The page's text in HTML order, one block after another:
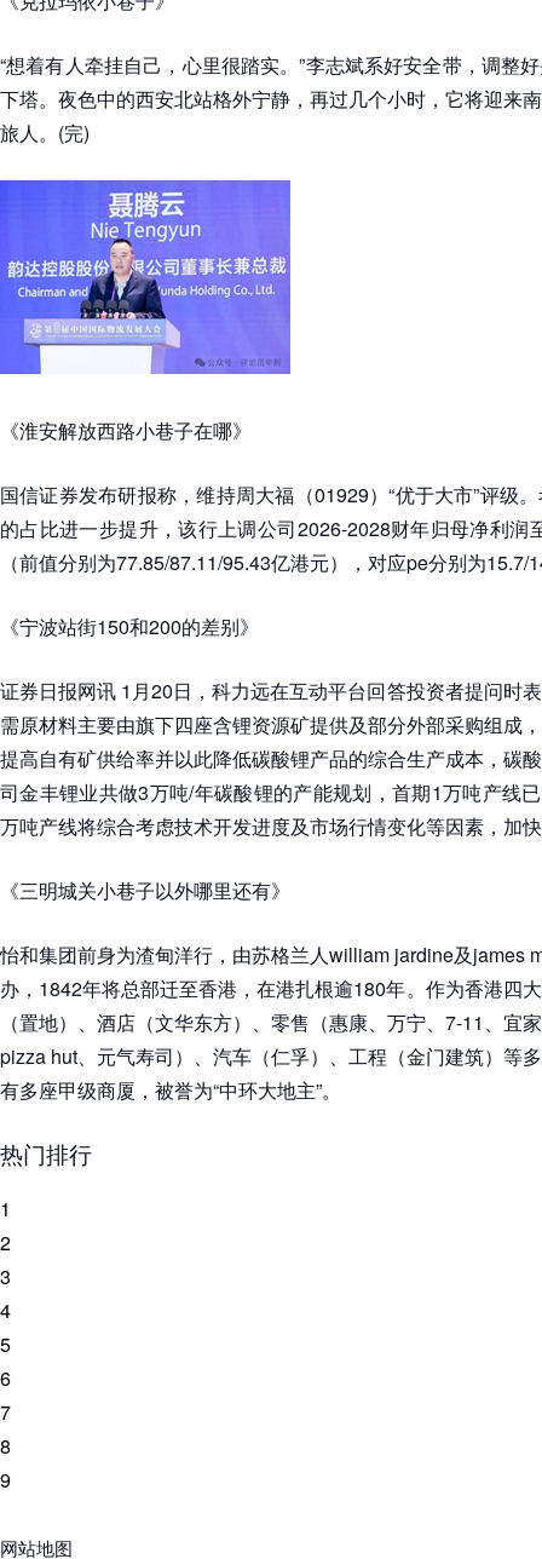
“想着有人牵挂自己，心里很踏实。”李志斌系好安全带，调整
下塔。夜色中的西安北站格外宁静，再过几个小时，它将迎来
旅人。(完)
《淮安解放西路小巷子在哪》
国信证券发布研报称，维持周大福（01929）“优于大市”评级
的占比进一步提升，该行上调公司2026-2028财年归母净利润
（前值分别为77.85/87.11/95.43亿港元），对应pe分别为15.7/
《宁波站街150和200的差别》
证券日报网讯 1月20日，科力远在互动平台回答投资者提问时
需原材料主要由旗下四座含锂资源矿提供及部分外部采购组成
提高自有矿供给率并以此降低碳酸锂产品的综合生产成本，碳
司金丰锂业共做3万吨/年碳酸锂的产能规划，首期1万吨产线
万吨产线将综合考虑技术开发进度及市场行情变化等因素，加
《三明城关小巷子以外哪里还有》
怡和集团前身为渣甸洋行，由苏格兰人william jardine及james
办，1842年将总部迁至香港，在港扎根逾180年。作为香港四
（置地）、酒店（文华东方）、零售（惠康、万宁、7-11、宜
pizza hut、元气寿司）、汽车（仁孚）、工程（金门建筑）等
有多座甲级商厦，被誉为“中环大地主”。
热门排行
1
2
3
4
5
6
7
8
9
网站地图